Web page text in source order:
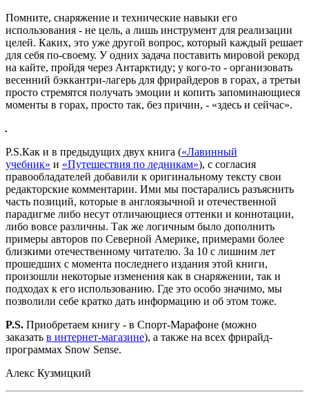
Помните, снаряжение и технические навыки его
использования - не цель, а лишь инструмент для реализации
целей. Каких, это уже другой вопрос, который каждый решает
для себя по-своему. У одних задача поставить мировой рекорд
на кайте, пройдя через Антарктиду; у кого-то - организовать
весенний бэккантри-лагерь для фрирайдеров в горах, а третьи
просто стремятся получать эмоции и копить запоминающиеся
моменты в горах, просто так, без причин, - «здесь и сейчас».
P.S.Как и в предыдущих двух книга («Лавинный
учебник» и «Путешествия по ледникам»), с согласия
правообладателей добавили к оригинальному тексту свои
редакторские комментарии. Ими мы постарались разъяснить
часть позиций, которые в англоязычной и отечественной
парадигме либо несут отличающиеся оттенки и коннотации,
либо вовсе различны. Так же логичным было дополнить
примеры авторов по Северной Америке, примерами более
близкими отечественному читателю. За 10 с лишним лет
прошедших с момента последнего издания этой книги,
произошли некоторые изменения как в снаряжении, так и
подходах к его использованию. Где это особо значимо, мы
позволили себе кратко дать информацию и об этом тоже.
P.S. Приобретаем книгу - в Спорт-Марафоне (можно
заказать в интернет-магазине), а также на всех фрирайд-
программах Snow Sense.
Алекс Кузмицкий